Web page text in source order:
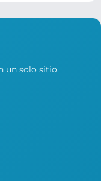
un solo sitio.